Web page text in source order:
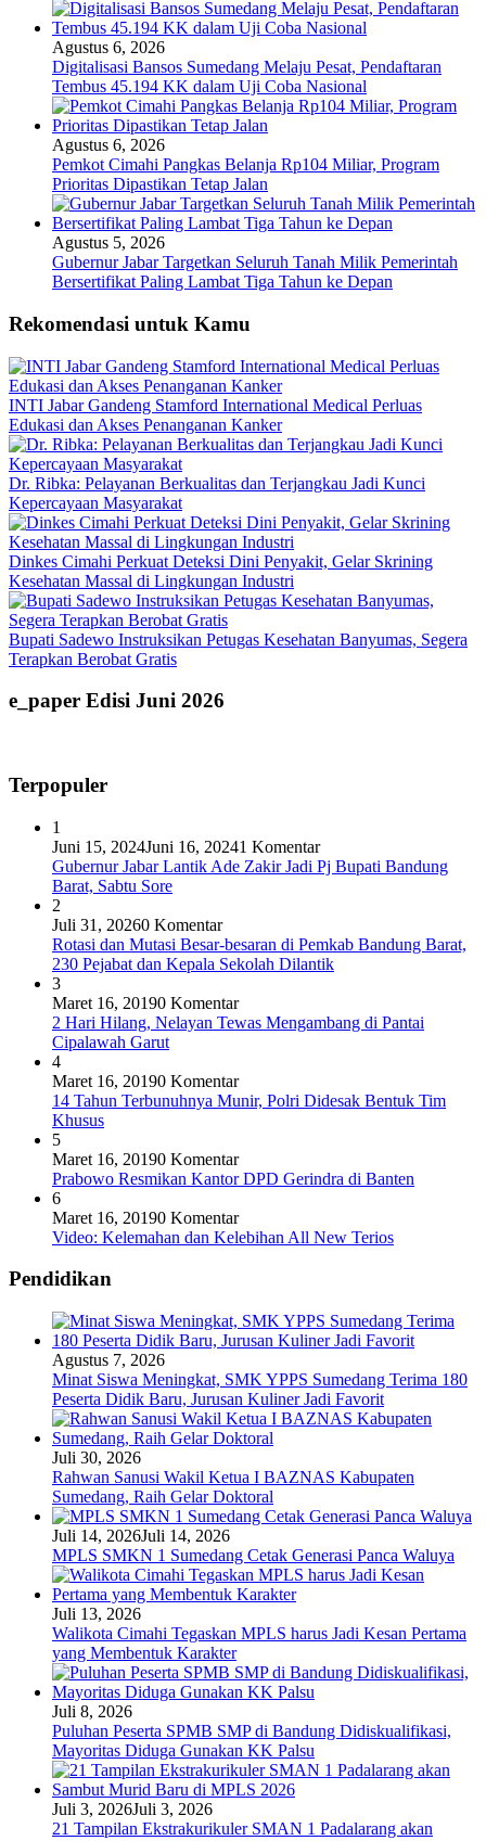
Agustus 6, 2026
Digitalisasi Bansos Sumedang Melaju Pesat, Pendaftaran
Tembus 45.194 KK dalam Uji Coba Nasional
Agustus 6, 2026
Pemkot Cimahi Pangkas Belanja Rp104 Miliar, Program
Prioritas Dipastikan Tetap Jalan
Agustus 5, 2026
Gubernur Jabar Targetkan Seluruh Tanah Milik Pemerintah
Bersertifikat Paling Lambat Tiga Tahun ke Depan
Rekomendasi untuk Kamu
INTI Jabar Gandeng Stamford International Medical Perluas
Edukasi dan Akses Penanganan Kanker
Dr. Ribka: Pelayanan Berkualitas dan Terjangkau Jadi Kunci
Kepercayaan Masyarakat
Dinkes Cimahi Perkuat Deteksi Dini Penyakit, Gelar Skrining
Kesehatan Massal di Lingkungan Industri
Bupati Sadewo Instruksikan Petugas Kesehatan Banyumas, Segera
Terapkan Berobat Gratis
e_paper Edisi Juni 2026
Terpopuler
1
Juni 15, 2024Juni 16, 20241 Komentar
Gubernur Jabar Lantik Ade Zakir Jadi Pj Bupati Bandung
Barat, Sabtu Sore
2
Juli 31, 20260 Komentar
Rotasi dan Mutasi Besar-besaran di Pemkab Bandung Barat,
230 Pejabat dan Kepala Sekolah Dilantik
3
Maret 16, 20190 Komentar
2 Hari Hilang, Nelayan Tewas Mengambang di Pantai
Cipalawah Garut
4
Maret 16, 20190 Komentar
14 Tahun Terbunuhnya Munir, Polri Didesak Bentuk Tim
Khusus
5
Maret 16, 20190 Komentar
Prabowo Resmikan Kantor DPD Gerindra di Banten
6
Maret 16, 20190 Komentar
Video: Kelemahan dan Kelebihan All New Terios
Pendidikan
Agustus 7, 2026
Minat Siswa Meningkat, SMK YPPS Sumedang Terima 180
Peserta Didik Baru, Jurusan Kuliner Jadi Favorit
Juli 30, 2026
Rahwan Sanusi Wakil Ketua I BAZNAS Kabupaten
Sumedang, Raih Gelar Doktoral
Juli 14, 2026Juli 14, 2026
MPLS SMKN 1 Sumedang Cetak Generasi Panca Waluya
Juli 13, 2026
Walikota Cimahi Tegaskan MPLS harus Jadi Kesan Pertama
yang Membentuk Karakter
Juli 8, 2026
Puluhan Peserta SPMB SMP di Bandung Didiskualifikasi,
Mayoritas Diduga Gunakan KK Palsu
Juli 3, 2026Juli 3, 2026
21 Tampilan Ekstrakurikuler SMAN 1 Padalarang akan